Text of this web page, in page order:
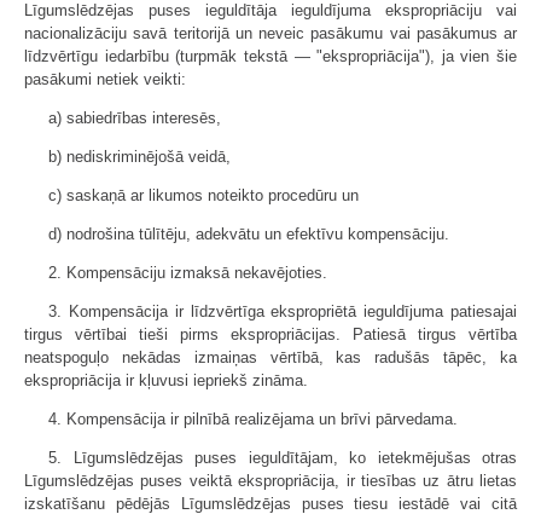
Līgumslēdzējas puses ieguldītāja ieguldījuma ekspropriāciju vai
nacionalizāciju savā teritorijā un neveic pasākumu vai pasākumus ar
līdzvērtīgu iedarbību (turpmāk tekstā — "ekspropriācija"), ja vien šie
pasākumi netiek veikti:
a) sabiedrības interesēs,
b) nediskriminējošā veidā,
c) saskaņā ar likumos noteikto procedūru un
d) nodrošina tūlītēju, adekvātu un efektīvu kompensāciju.
2. Kompensāciju izmaksā nekavējoties.
3. Kompensācija ir līdzvērtīga ekspropriētā ieguldījuma patiesajai
tirgus vērtībai tieši pirms ekspropriācijas. Patiesā tirgus vērtība
neatspoguļo nekādas izmaiņas vērtībā, kas radušās tāpēc, ka
ekspropriācija ir kļuvusi iepriekš zināma.
4. Kompensācija ir pilnībā realizējama un brīvi pārvedama.
5. Līgumslēdzējas puses ieguldītājam, ko ietekmējušas otras
Līgumslēdzējas puses veiktā ekspropriācija, ir tiesības uz ātru lietas
izskatīšanu pēdējās Līgumslēdzējas puses tiesu iestādē vai citā